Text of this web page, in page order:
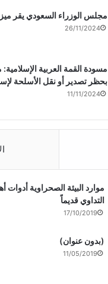
مجلس الوزراء السعودي يقر ميزانية
26/11/2024
مسودة القمة العربية
بحظر تصدير أو نقل الأسلحة
11/11/2024
موارد البيئة الصحراوية
التداوي قديماً
17/10/2019
(بدون عنوان)
11/05/2019